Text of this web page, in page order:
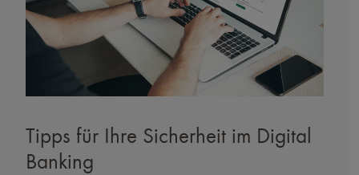
Tipps für Ihre Sicherheit im Digital
Banking